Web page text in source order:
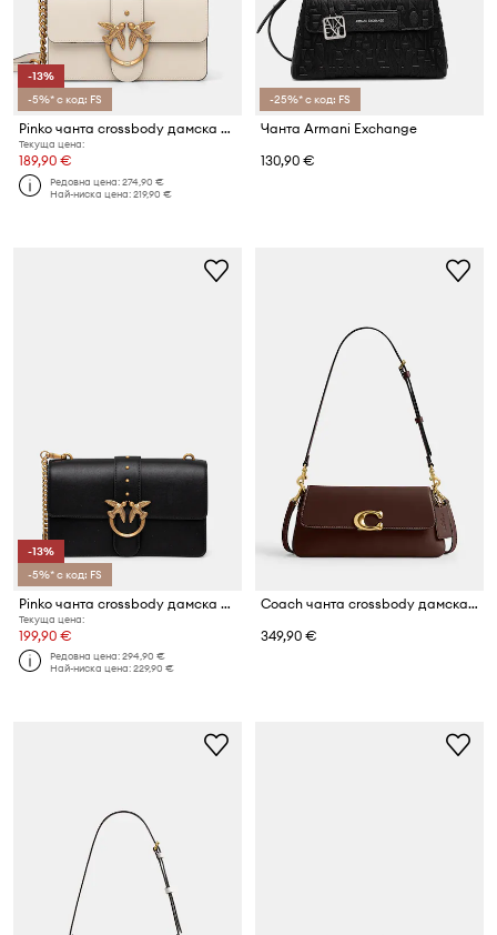
-13%
-5%* с код: FS
Pinko чанта crossbody дамска от кожа
Текуща цена:
189,90 €
Редовна цена:274,90 €
Най-ниска цена:219,90 €
-25%* с код: FS
Чанта Armani Exchange
130,90 €
-13%
-5%* с код: FS
Pinko чанта crossbody дамска от кожа
Текуща цена:
199,90 €
Редовна цена:294,90 €
Най-ниска цена:229,90 €
Coach чанта crossbody дамска от кожа Jet
349,90 €